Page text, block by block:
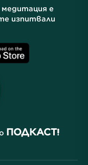
е
изпитвали
ПОДКАСТ!